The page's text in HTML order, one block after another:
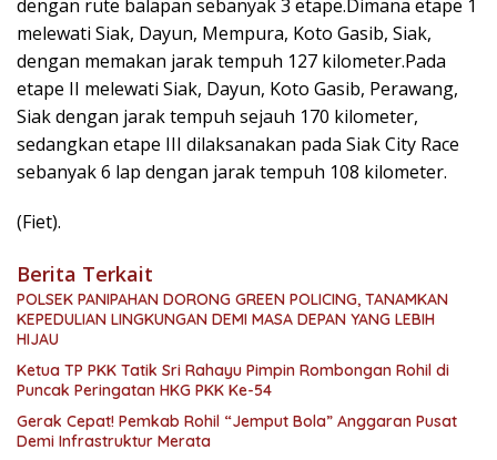
dengan rute balapan sebanyak 3 etape.Dimana etape 1
melewati Siak, Dayun, Mempura, Koto Gasib, Siak,
dengan memakan jarak tempuh 127 kilometer.Pada
etape II melewati Siak, Dayun, Koto Gasib, Perawang,
Siak dengan jarak tempuh sejauh 170 kilometer,
sedangkan etape III dilaksanakan pada Siak City Race
sebanyak 6 lap dengan jarak tempuh 108 kilometer.
(Fiet).
Berita Terkait
POLSEK PANIPAHAN DORONG GREEN POLICING, TANAMKAN
KEPEDULIAN LINGKUNGAN DEMI MASA DEPAN YANG LEBIH
HIJAU
Ketua TP PKK Tatik Sri Rahayu Pimpin Rombongan Rohil di
Puncak Peringatan HKG PKK Ke-54
Gerak Cepat! Pemkab Rohil “Jemput Bola” Anggaran Pusat
Demi Infrastruktur Merata